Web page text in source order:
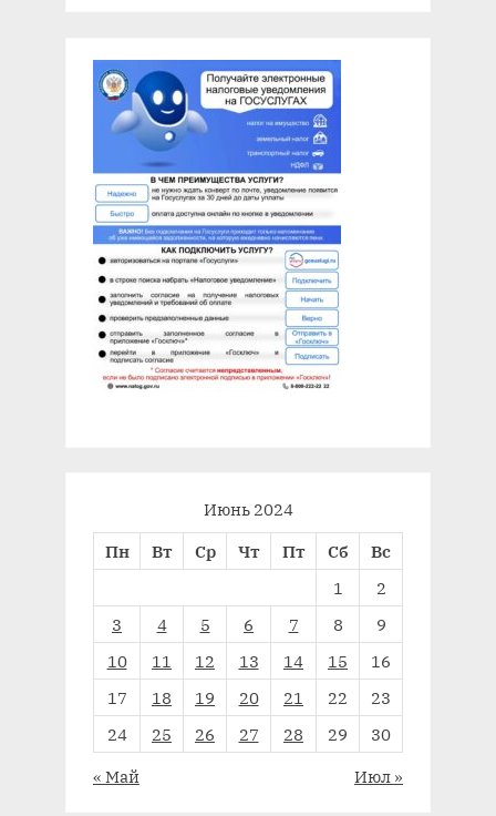
Июнь 2024
Пн
Вт Ср Чт Пт Сб
Вс
1
2
3
4 5 6 7 8
9
10
11 12 13 14 15
16
17
18 19 20 21 22
23
24
25 26 27 28 29
30
« Май
Июл »